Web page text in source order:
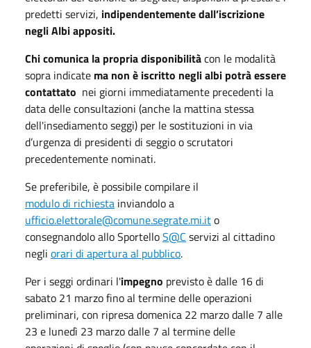
predetti servizi, indipendentemente dall’iscrizione
negli Albi appositi.
Chi comunica la propria disponibilitàcon le modalità
sopra indicate ma non è iscritto negli albi potrà essere
contattato nei giorni immediatamente precedenti la
data delle consultazioni (anche la mattina stessa
dell'insediamento seggi) per le sostituzioni in via
d’urgenza di presidenti di seggio o scrutatori
precedentemente nominati.
Se preferibile, è possibile compilare il
modulo di richiesta inviandolo a
ufficio.elettorale@comune.segrate.mi.ito
consegnandolo allo SportelloS@C servizi al cittadino
negli orari di apertura al pubblico.
Per i seggi ordinari l'impegno previsto è dalle 16 di
sabato 21 marzo fino al termine delle operazioni
preliminari, con ripresa domenica 22 marzo dalle 7 alle
23 e lunedì 23 marzo dalle 7 al termine delle